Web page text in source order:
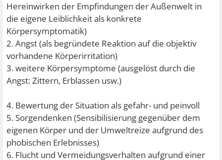
Hereinwirken der Empfindungen der Außenwelt in
die eigene Leiblichkeit als konkrete
Körpersymptomatik)
2. Angst (als begründete Reaktion auf die objektiv
vorhandene Körperirritation)
3. weitere Körpersymptome (ausgelöst durch die
Angst: Zittern, Erblassen usw.)
4. Bewertung der Situation als gefahr- und peinvoll
5. Sorgendenken (Sensibilisierung gegenüber dem
eigenen Körper und der Umweltreize aufgrund des
phobischen Erlebnisses)
6. Flucht und Vermeidungsverhalten aufgrund einer